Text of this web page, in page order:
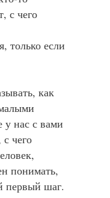
с чего
только если
как
нас с вами
чего
понимать,
первый шаг.